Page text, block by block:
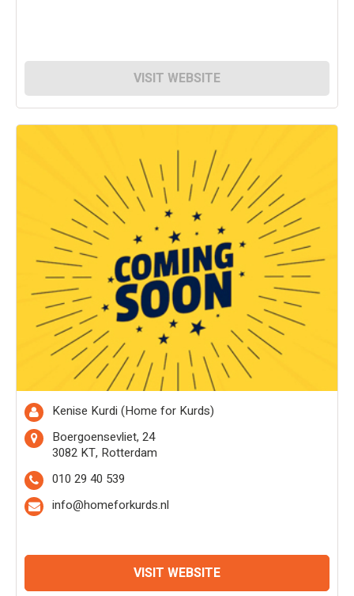
VISIT WEBSITE
Kenise Kurdi (Home for Kurds)
Boergoensevliet, 24
3082 KT, Rotterdam
010 29 40 539
info@homeforkurds.nl
VISIT WEBSITE